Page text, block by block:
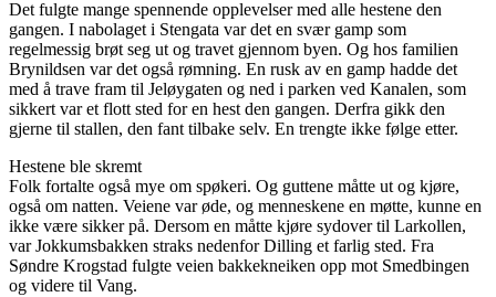
Det fulgte mange spennende opplevelser med alle hestene den
gangen. I nabolaget i Stengata var det en svær gamp som
regelmessig brøt seg ut og travet gjennom byen. Og hos familien
Brynildsen var det også rømning. En rusk av en gamp hadde det
med å trave fram til Jeløygaten og ned i parken ved Kanalen, som
sikkert var et flott sted for en hest den gangen. Derfra gikk den
gjerne til stallen, den fant tilbake selv. En trengte ikke følge etter.
Hestene ble skremt
Folk fortalte også mye om spøkeri. Og guttene måtte ut og kjøre,
også om natten. Veiene var øde, og menneskene en møtte, kunne en
ikke være sikker på. Dersom en måtte kjøre sydover til Larkollen,
var Jokkumsbakken straks nedenfor Dilling et farlig sted. Fra
Søndre Krogstad fulgte veien bakkekneiken opp mot Smedbingen
og videre til Vang.